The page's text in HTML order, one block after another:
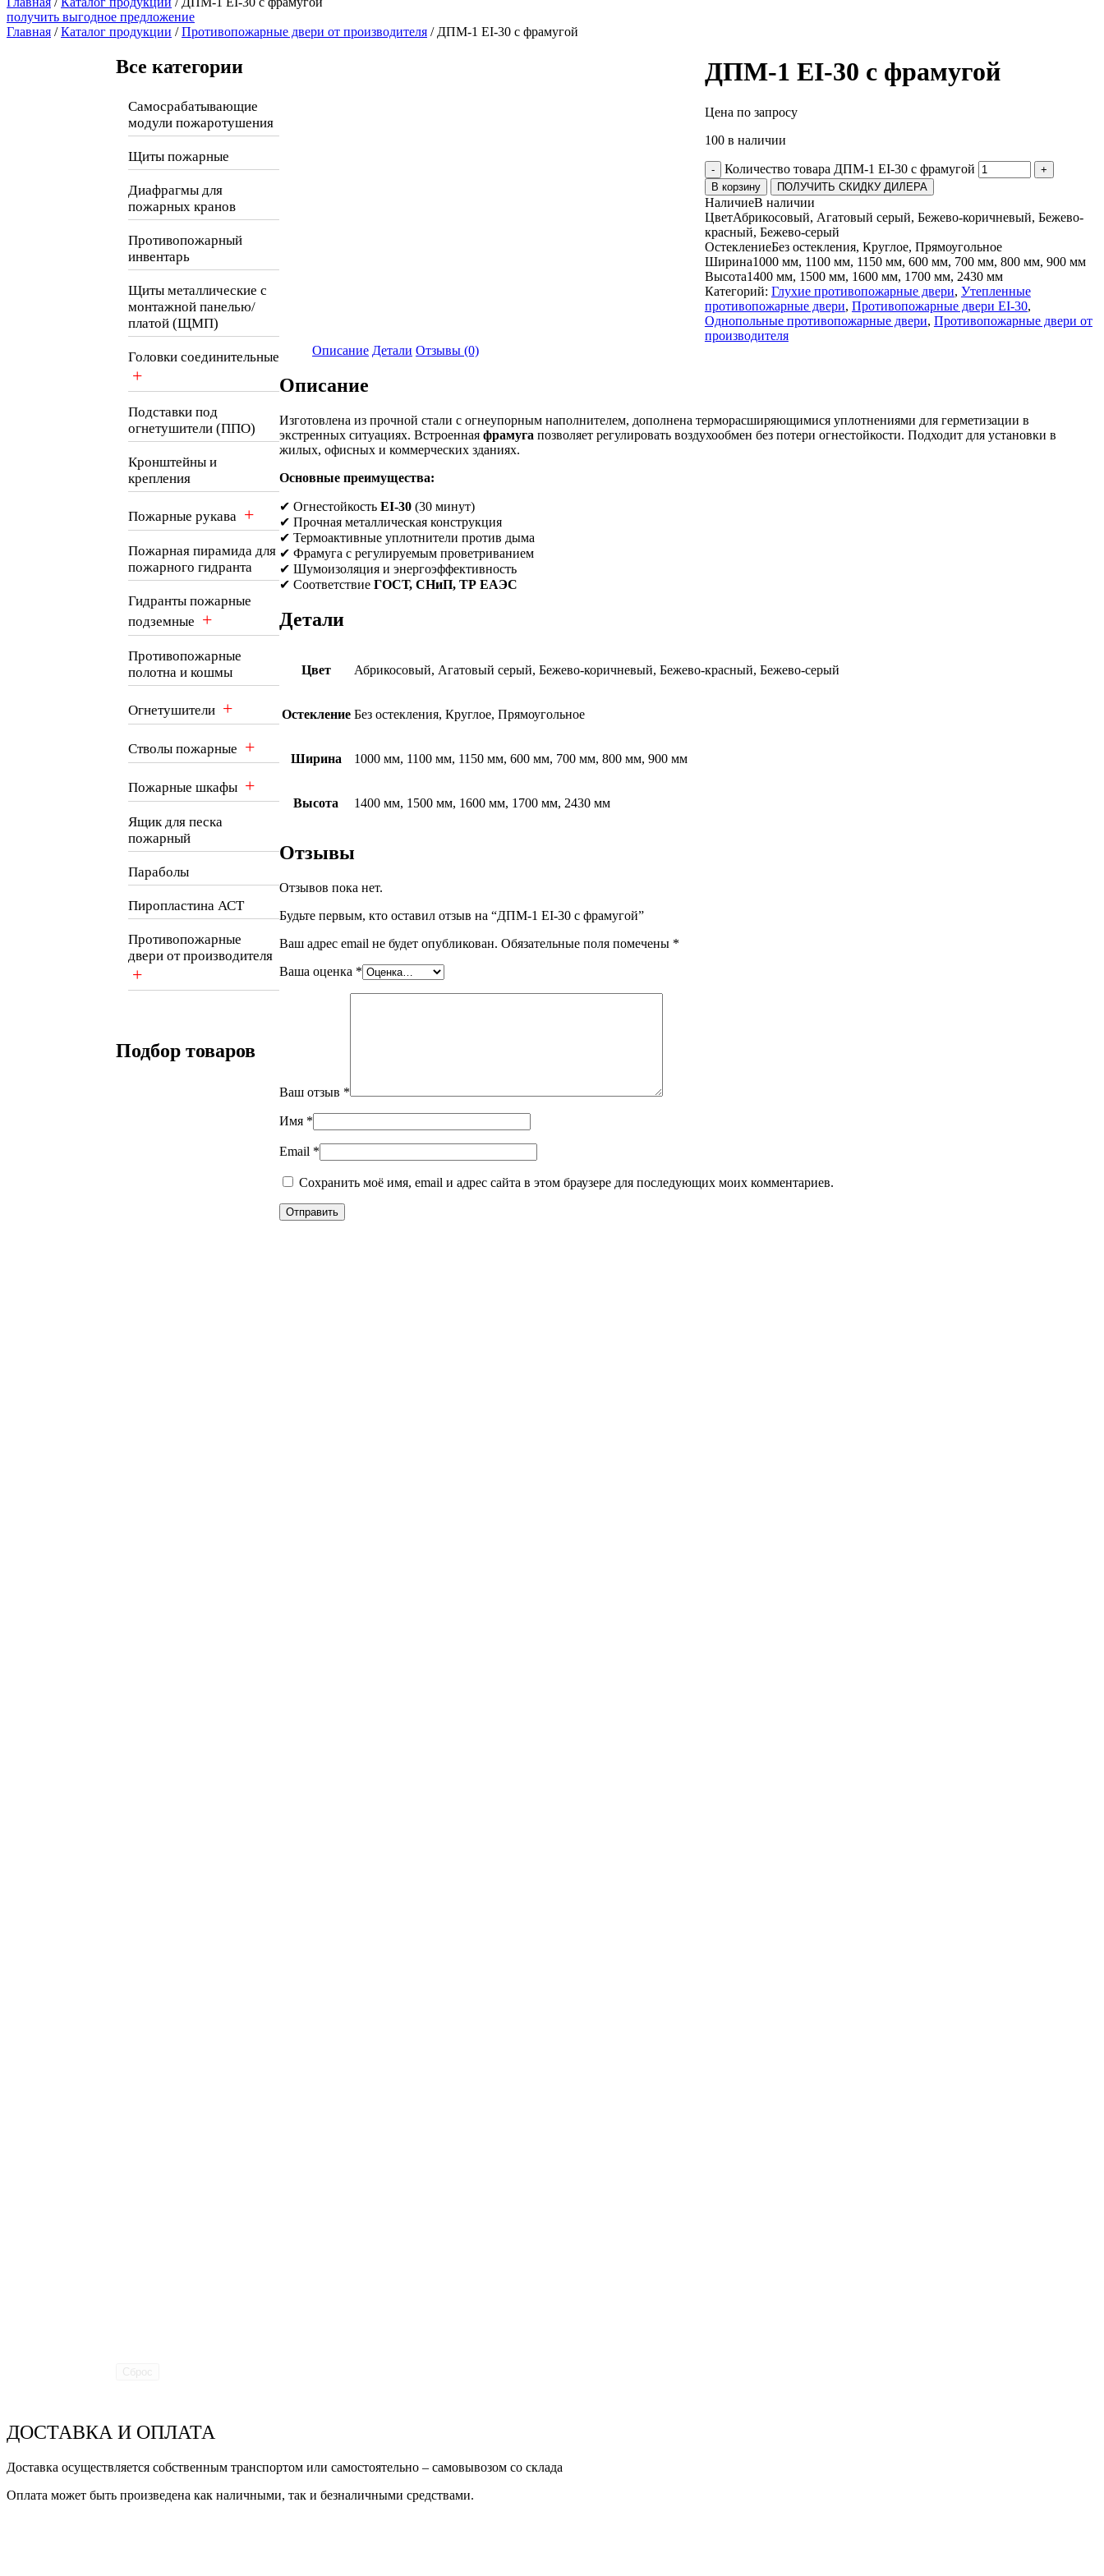
получить выгодное предложение
Главная /Каталог продукции /Противопожарные двери от производителя / ДПМ-1 EI-30 с фрамугой
Все категории
Самосрабатывающие
модули пожаротушения
Щиты пожарные
Диафрагмы для
пожарных кранов
Противопожарный
инвентарь
Щиты металлические с
монтажной панелью/
платой (ЩМП)
Головки соединительные
+
Подставки под
огнетушители (ППО)
Кронштейны и
крепления
Пожарные рукава +
Пожарная пирамида для
пожарного гидранта
Гидранты пожарные
подземные +
Противопожарные
полотна и кошмы
Огнетушители +
Стволы пожарные +
Пожарные шкафы +
Ящик для песка
пожарный
Параболы
Пиропластина АСТ
Противопожарные
двери от производителя
+
Подбор товаров
ДПМ-1 EI-30 с фрамугой
Цена по запросу
100 в наличии
- Количество товара ДПМ-1 EI-30 с фрамугой
+
В корзину
ПОЛУЧИТЬ СКИДКУ ДИЛЕРА
НаличиеВ наличии
ЦветАбрикосовый, Агатовый серый, Бежево-коричневый, Бежево-
красный, Бежево-серый
ОстеклениеБез остекления, Круглое, Прямоугольное
Ширина1000 мм, 1100 мм, 1150 мм, 600 мм, 700 мм, 800 мм, 900 мм
Высота1400 мм, 1500 мм, 1600 мм, 1700 мм, 2430 мм
Категорий: Глухие противопожарные двери, Утепленные
противопожарные двери, Противопожарные двери EI-30,
Однопольные противопожарные двери, Противопожарные двери от
производителя
Описание Детали Отзывы (0)
Описание
Изготовлена из прочной стали с огнеупорным наполнителем, дополнена терморасширяющимися уплотнениями для герметизации в
экстренных ситуациях. Встроенная фрамуга позволяет регулировать воздухообмен без потери огнестойкости. Подходит для установки в
жилых, офисных и коммерческих зданиях.
Основные преимущества:
✔ Огнестойкость EI-30(30 минут)
✔ Прочная металлическая конструкция
✔ Термоактивные уплотнители против дыма
✔ Фрамуга с регулируемым проветриванием
✔ Шумоизоляция и энергоэффективность
✔ Соответствие ГОСТ, СНиП, ТР ЕАЭС
Детали
Цвет Абрикосовый, Агатовый серый, Бежево-коричневый, Бежево-красный, Бежево-серый
Остекление Без остекления, Круглое, Прямоугольное
Ширина 1000 мм, 1100 мм, 1150 мм, 600 мм, 700 мм, 800 мм, 900 мм
Высота 1400 мм, 1500 мм, 1600 мм, 1700 мм, 2430 мм
Отзывы
Отзывов пока нет.
Будьте первым, кто оставил отзыв на “ДПМ-1 EI-30 с фрамугой”
Ваш адрес email не будет опубликован. Обязательные поля помечены *
Ваша оценка *
Ваш отзыв *
Имя *
Email *
Сохранить моё имя, email и адрес сайта в этом браузере для последующих моих комментариев.
ДОСТАВКА И ОПЛАТА
Доставка осуществляется собственным транспортом или самостоятельно – самовывозом со склада
Оплата может быть произведена как наличными, так и безналичными средствами.